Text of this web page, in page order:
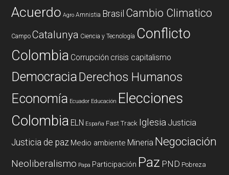
Acuerdo Agro Amnistia Brasil Cambio Climatico
Campo Catalunya Ciencia y Tecnología Conflicto
Colombia Corrupción crisis capitalismo
DemocraciaDerechos Humanos
Economía Ecuador Educación Elecciones
Colombia ELN España Fast Track Iglesia Justicia
Justicia de paz Medio ambiente Mineria Negociación
Neoliberalismo Papa Participación Paz PND Pobreza